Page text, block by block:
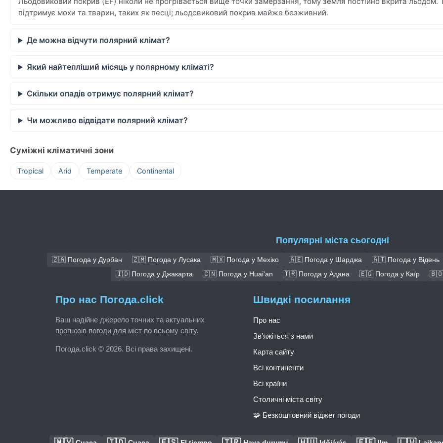
підтримує мохи та тварин, таких як песці; льодовиковий покрив майже безживний.
Де можна відчути полярний клімат?
Який найтепліший місяць у полярному кліматі?
Скільки опадів отримує полярний клімат?
Чи можливо відвідати полярний клімат?
Суміжні кліматичні зони
Tropical Arid Temperate Continental
Популярні міста сьогодні
🇿🇦 Погода у Дурбан 🇿🇲 Погода у Лусака 🇲🇽 Погода у Мехіко 🇦🇪 Погода у Шарджа 🇦🇹 Погода у Відень
🇮🇩 Погода у Джакарта
🇨🇳 Погода у Huai'an 🇹🇷 Погода у Адана 🇪🇬 Погода у Каїр 🇧🇴
Про нас Погода.click
Ваш надійне джерело точних та актуальних
прогнозів погоди для міст по всьому світу.
Погода.click © 2026. Всі права захищені.
Швидкі посилання
Про нас
Зв’яжіться з нами
Карта сайту
Всі континенти
Всі країни
Столичні міста світу
🧩 Безкоштовний віджет погоди